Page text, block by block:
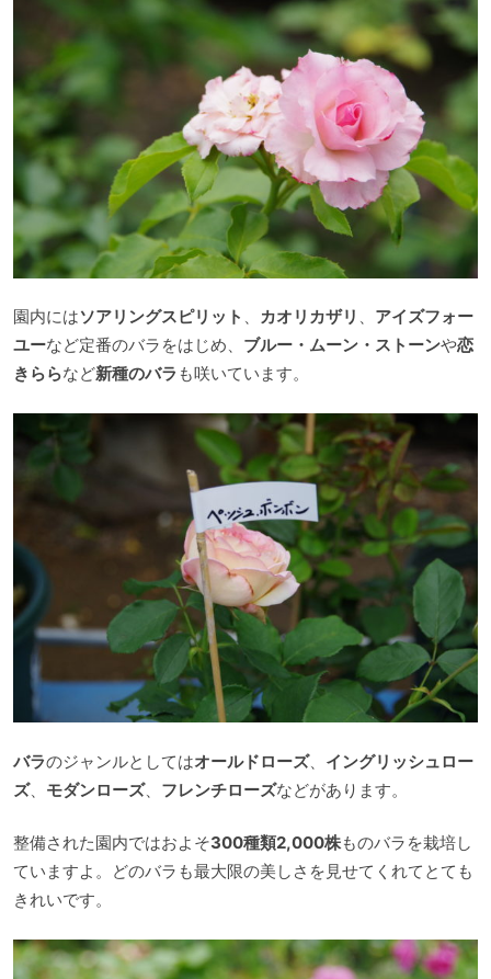
園内にはソアリングスピリット 、 カオリカザリ 、 アイズフォー
ユーなど定番のバラをはじめ、 ブルー・ムーン・ストーンや恋
きららなど新種のバラ も咲いています。
バラのジャンルとしてはオールドローズ、 イングリッシュロー
ズ、 モダンローズ、 フレンチローズなどがあります。
整備された園内ではおよそ300種類2,000株ものバラを栽培し
ていますよ。どのバラも最大限の美しさを見せてくれてとても
きれいです。